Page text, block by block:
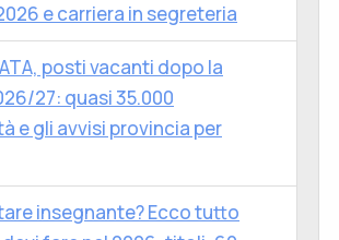
e carriera in segreteria
posti vacanti dopo la
27: quasi 35.000
e gli avvisi provincia per
insegnante? Ecco tutto